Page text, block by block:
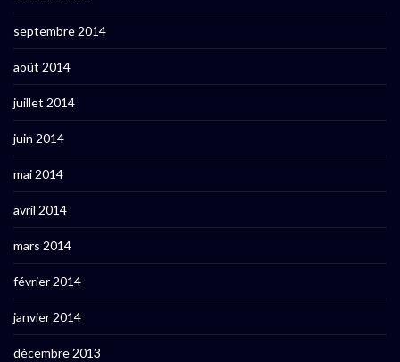
septembre 2014
août 2014
juillet 2014
juin 2014
mai 2014
avril 2014
mars 2014
février 2014
janvier 2014
décembre 2013